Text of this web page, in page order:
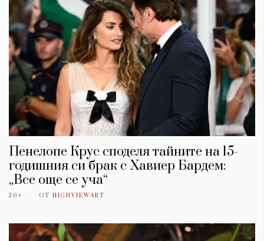
Пенелопе Крус споделя тайните на 15-
годишния си брак с Хавиер Бардем:
„Все още се уча“
30+ ОТ HIGHVIEWART